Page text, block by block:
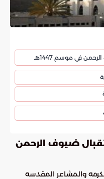
في موسم 1447هـ
ضيوف الرحمن
والمشاعر المقدسة